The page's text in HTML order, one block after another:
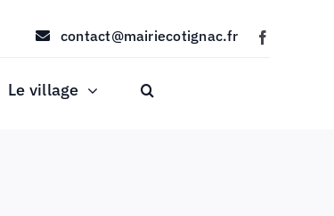
contact@mairiecotignac.fr
Le village